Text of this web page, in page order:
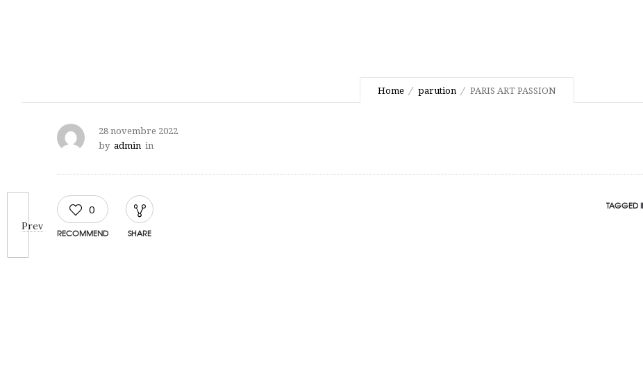
Home parution PARIS ART PASSION
Prev
28 novembre 2022
by admin in
0
RECOMMEND SHARE
TAGGED